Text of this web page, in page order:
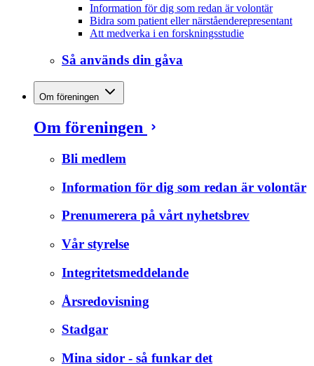
Information för dig som redan är volontär
Bidra som patient eller närståenderepresentant
Att medverka i en forskningsstudie
Så används din gåva
Om föreningen
Om föreningen
Bli medlem
Information för dig som redan är volontär
Prenumerera på vårt nyhetsbrev
Vår styrelse
Integritetsmeddelande
Årsredovisning
Stadgar
Mina sidor - så funkar det